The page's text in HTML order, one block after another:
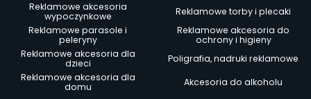
Reklamowe akcesoria
wypoczynkowe
Reklamowe torby i plecaki
Reklamowe parasole i
peleryny
Reklamowe akcesoria do
ochrony i higieny
Reklamowe akcesoria dla
dzieci
Poligrafia, nadruki reklamowe
Reklamowe akcesoria dla
domu
Akcesoria do alkoholu